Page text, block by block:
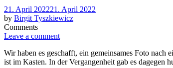
Posted
on
21. April 202221. April 2022
by Birgit Tyszkiewicz
Comments
Leave a comment
Wir haben es geschafft, ein gemeinsames Foto
ist im Kasten. In der Vergangenheit gab es